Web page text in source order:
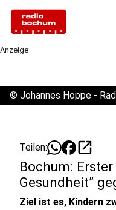
Anzeige
© Johannes Hoppe -
Teilen: open_in_new
Bochum:
Gesundheit”
Ziel ist es, Kindern